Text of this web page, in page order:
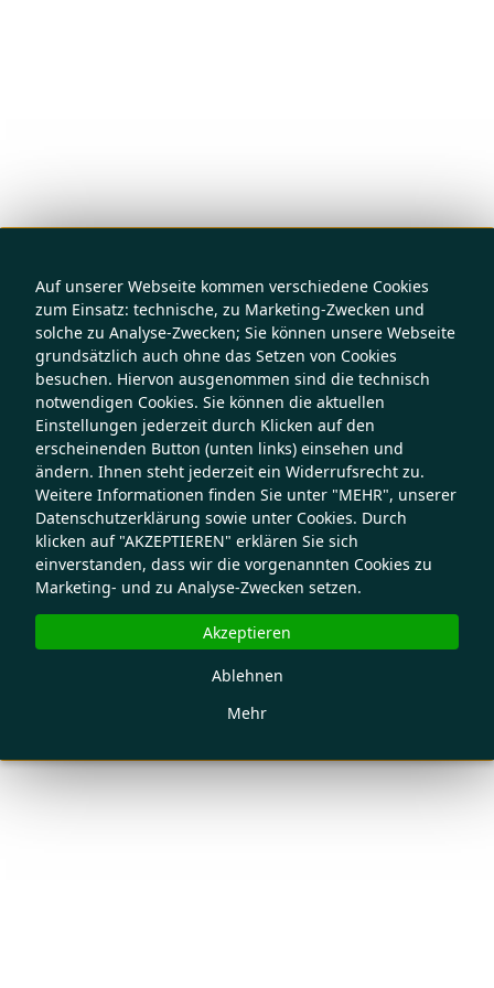
Auf unserer Webseite kommen verschiedene Cookies
zum Einsatz: technische, zu Marketing-Zwecken und
solche zu Analyse-Zwecken; Sie können unsere Webseite
grundsätzlich auch ohne das Setzen von Cookies
besuchen. Hiervon ausgenommen sind die technisch
notwendigen Cookies. Sie können die aktuellen
Einstellungen jederzeit durch Klicken auf den
erscheinenden Button (unten links) einsehen und
ändern. Ihnen steht jederzeit ein Widerrufsrecht zu.
Weitere Informationen finden Sie unter "MEHR", unserer
Datenschutzerklärung sowie unter Cookies. Durch
klicken auf "AKZEPTIEREN" erklären Sie sich
einverstanden, dass wir die vorgenannten Cookies zu
Marketing- und zu Analyse-Zwecken setzen.
Mehr
Ablehnen
Akzeptieren